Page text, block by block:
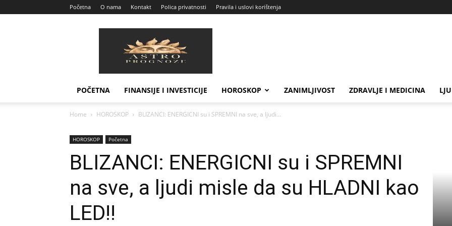
Početna O nama Kontakt Polica privatnosti Pravila i uslovi korištenja
Prognoze
POČETNA FINANSIJE I INVESTICIJE HOROSKOP ZANIMLJIVOST ZDRAVLJE I MEDICINA
Home HOROSKOP BLIZANCI: ENERGICNI su i SPREMNI na sve, a ljudi...
HOROSKOP Početna
BLIZANCI: ENERGICNI su i SPREMNI
na sve, a ljudi misle da su HLADNI kao
LED!!